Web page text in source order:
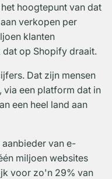
hoogtepunt van dat
verkopen per
klanten
op Shopify draait.
Dat zijn mensen
een platform dat in
een heel land aan
van e-
miljoen websites
voor zo'n 29% van